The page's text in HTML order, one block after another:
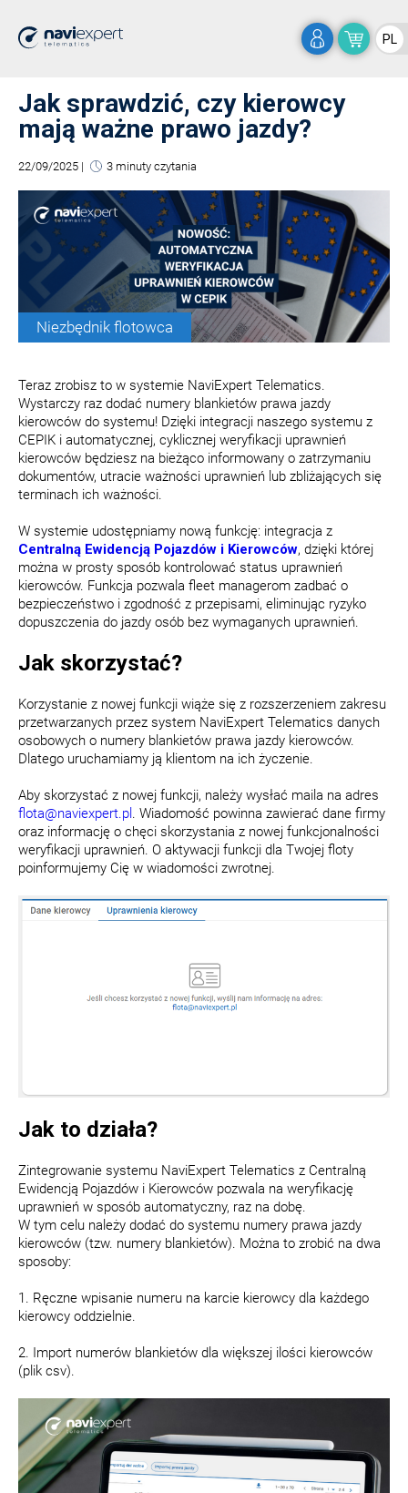
PL
Jak sprawdzić, czy kierowcy
mają ważne prawo jazdy?
22/09/2025 | 3 minuty czytania
Niezbędnik flotowca
Teraz zrobisz to w systemie NaviExpert Telematics.
Wystarczy raz dodać numery blankietów prawa jazdy
kierowców do systemu! Dzięki integracji naszego systemu z
CEPIK i automatycznej, cyklicznej weryfikacji uprawnień
kierowców będziesz na bieżąco informowany o zatrzymaniu
dokumentów, utracie ważności uprawnień lub zbliżających się
terminach ich ważności.
W systemie udostępniamy nową funkcję: integracja z
Centralną Ewidencją Pojazdów i Kierowców, dzięki której
można w prosty sposób kontrolować status uprawnień
kierowców. Funkcja pozwala fleet managerom zadbać o
bezpieczeństwo i zgodność z przepisami, eliminując ryzyko
dopuszczenia do jazdy osób bez wymaganych uprawnień.
Jak skorzystać?
Korzystanie z nowej funkcji wiąże się z rozszerzeniem zakresu
przetwarzanych przez system NaviExpert Telematics danych
osobowych o numery blankietów prawa jazdy kierowców.
Dlatego uruchamiamy ją klientom na ich życzenie.
Aby skorzystać z nowej funkcji, należy wysłać maila na adres
flota@naviexpert.pl . Wiadomość powinna zawierać dane firmy
oraz informację o chęci skorzystania z nowej funkcjonalności
weryfikacji uprawnień. O aktywacji funkcji dla Twojej floty
poinformujemy Cię w wiadomości zwrotnej.
Jak to działa?
Zintegrowanie systemu NaviExpert Telematics z Centralną
Ewidencją Pojazdów i Kierowców pozwala na weryfikację
uprawnień w sposób automatyczny, raz na dobę.
W tym celu należy dodać do systemu numery prawa jazdy
kierowców (tzw. numery blankietów). Można to zrobić na dwa
sposoby:
1. Ręczne wpisanie numeru na karcie kierowcy dla każdego
kierowcy oddzielnie.
2. Import numerów blankietów dla większej ilości kierowców
(plik csv).